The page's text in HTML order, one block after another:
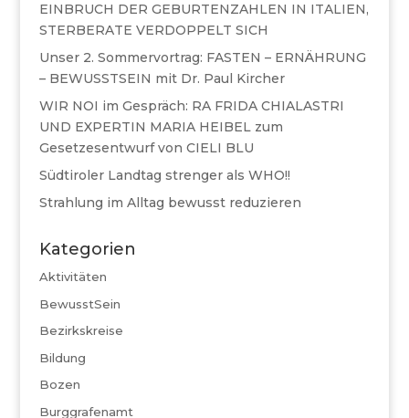
EINBRUCH DER GEBURTENZAHLEN IN ITALIEN,
STERBERATE VERDOPPELT SICH
Unser 2. Sommervortrag: FASTEN – ERNÄHRUNG
– BEWUSSTSEIN mit Dr. Paul Kircher
WIR NOI im Gespräch: RA FRIDA CHIALASTRI
UND EXPERTIN MARIA HEIBEL zum
Gesetzesentwurf von CIELI BLU
Südtiroler Landtag strenger als WHO!!
Strahlung im Alltag bewusst reduzieren
Kategorien
Aktivitäten
BewusstSein
Bezirkskreise
Bildung
Bozen
Burggrafenamt